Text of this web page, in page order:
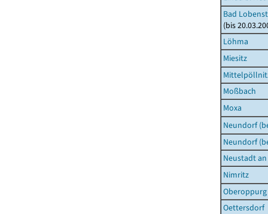
Bad
(bis
Löhma
Miesitz
Moßbach
Moxa
Neundorf
Neundorf
Neustadt
Nimritz
Oberoppurg
Oettersdorf